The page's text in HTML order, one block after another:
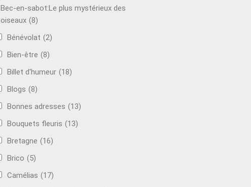
Bec-en-sabot:Le plus mystérieux des
oiseaux (8)
Bénévolat (2)
Bien-être (8)
Billet d'humeur (18)
Blogs (8)
Bonnes adresses (13)
Bouquets fleuris (13)
Bretagne (16)
Brico (5)
Camélias (17)